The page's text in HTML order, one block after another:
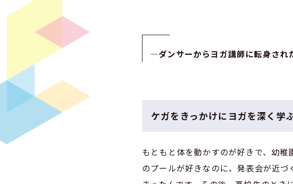
—ダンサーからヨガ講師に転身され
ケガをきっかけにヨガを深く学
もともと体を動かすのが好きで、幼
のプールが好きなのに、発表会が近